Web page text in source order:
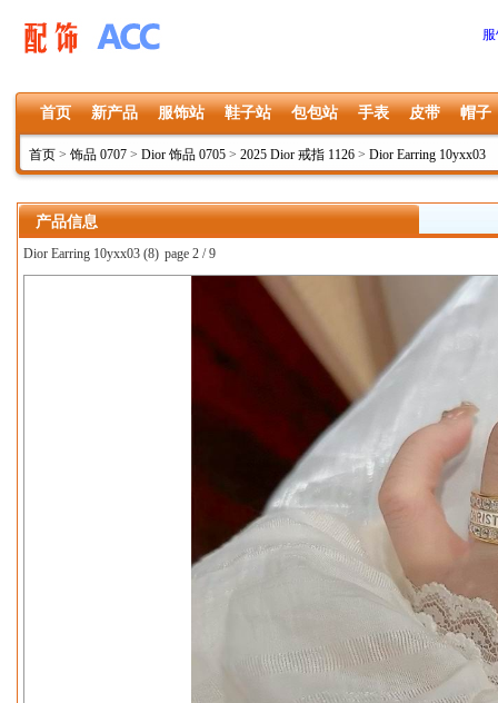
首页 新产品 服饰站 鞋子站 包包站 手表 皮带 帽子
首页 > 饰品 0707 > Dior 饰品 0705 > 2025 Dior 戒指 1126 > Dior Earring 10yxx03
产品信息
Dior Earring 10yxx03 (8) page 2 / 9
上一张